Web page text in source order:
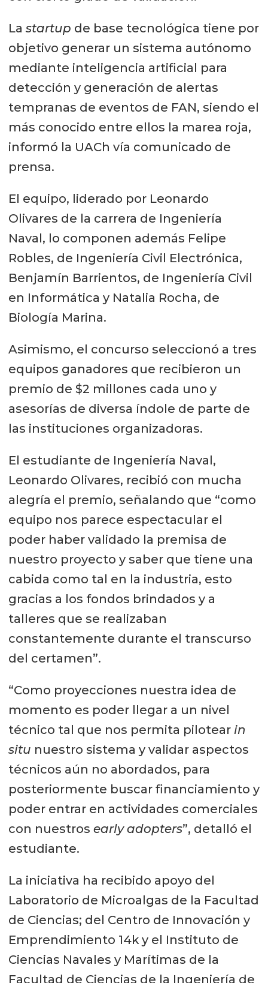
La startup de base tecnológica tiene por
objetivo generar un sistema autónomo
mediante inteligencia artificial para
detección y generación de alertas
tempranas de eventos de FAN, siendo el
más conocido entre ellos la marea roja,
informó la UACh vía comunicado de
prensa.
El equipo, liderado por Leonardo
Olivares de la carrera de Ingeniería
Naval, lo componen además Felipe
Robles, de Ingeniería Civil Electrónica,
Benjamín Barrientos, de Ingeniería Civil
en Informática y Natalia Rocha, de
Biología Marina.
Asimismo, el concurso seleccionó a tres
equipos ganadores que recibieron un
premio de $2 millones cada uno y
asesorías de diversa índole de parte de
las instituciones organizadoras.
El estudiante de Ingeniería Naval,
Leonardo Olivares, recibió con mucha
alegría el premio, señalando que “como
equipo nos parece espectacular el
poder haber validado la premisa de
nuestro proyecto y saber que tiene una
cabida como tal en la industria, esto
gracias a los fondos brindados y a
talleres que se realizaban
constantemente durante el transcurso
del certamen”.
“Como proyecciones nuestra idea de
momento es poder llegar a un nivel
técnico tal que nos permita pilotear in
situ nuestro sistema y validar aspectos
técnicos aún no abordados, para
posteriormente buscar financiamiento y
poder entrar en actividades comerciales
con nuestros early adopters”, detalló el
estudiante.
La iniciativa ha recibido apoyo del
Laboratorio de Microalgas de la Facultad
de Ciencias; del Centro de Innovación y
Emprendimiento 14k y el Instituto de
Ciencias Navales y Marítimas de la
Facultad de Ciencias de la Ingeniería de